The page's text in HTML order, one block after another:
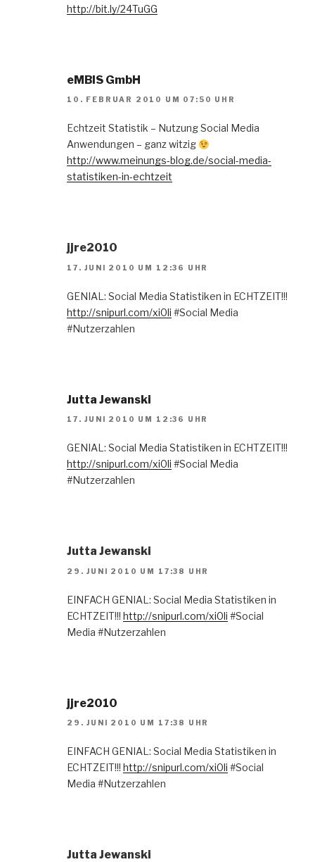
http://bit.ly/24TuGG
eMBIS GmbH
10. FEBRUAR 2010 UM 07:50 UHR
Echtzeit Statistik – Nutzung Social Media
Anwendungen – ganz witzig
http://www.meinungs-blog.de/social-media-
statistiken-in-echtzeit
jjre2010
17. JUNI 2010 UM 12:36 UHR
GENIAL: Social Media Statistiken in ECHTZEIT!!!
http://snipurl.com/xi0li #Social Media
#Nutzerzahlen
Jutta Jewanski
17. JUNI 2010 UM 12:36 UHR
GENIAL: Social Media Statistiken in ECHTZEIT!!!
http://snipurl.com/xi0li #Social Media
#Nutzerzahlen
Jutta Jewanski
29. JUNI 2010 UM 17:38 UHR
EINFACH GENIAL: Social Media Statistiken in
ECHTZEIT!!! http://snipurl.com/xi0li #Social
Media #Nutzerzahlen
jjre2010
29. JUNI 2010 UM 17:38 UHR
EINFACH GENIAL: Social Media Statistiken in
ECHTZEIT!!! http://snipurl.com/xi0li #Social
Media #Nutzerzahlen
Jutta Jewanski